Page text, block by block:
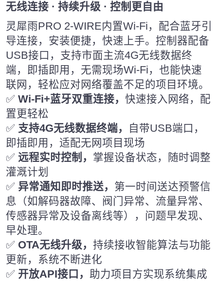
无线连接 · 持续升级 · 控制更自由
灵犀雨PRO 2-WIRE内置Wi-Fi，配合蓝牙引
导连接，安装便捷，快速上手。控制器配备
USB接口，支持市面主流4G无线数据终
端，即插即用，无需现场Wi-Fi，也能快速
联网，轻松应对网络覆盖不足的项目环境。
✅ Wi-Fi+蓝牙双重连接， 快速接入网络，配
置更轻松
✅ 支持4G无线数据终端，
自带USB端口，
即插即用，适配无网项目现场
✅ 远程实时控制， 掌握设备状态，随时调整
灌溉计划
✅ 异常通知即时推送， 第一时间送达预警信
息（如解码器故障、阀门异常、流量异常、
传感器异常及设备离线等），问题早发现、
早处理。
✅ OTA无线升级， 持续接收智能算法与功能
更新，系统不断进化
✅ 开放API接口， 助力项目方实现系统集成